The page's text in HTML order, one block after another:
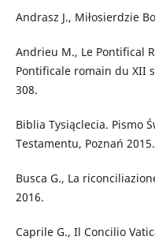
Andrasz J., Miłosierdzie
Andrieu M., Le Pontifical
Pontificale romain du XII
308.
Biblia Tysiąclecia. Pismo
Testamentu, Poznań 2015.
Busca G., La
2016.
Caprile G., Il Concilio